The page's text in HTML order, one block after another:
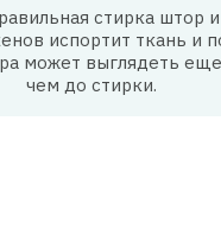
стирка штор и
испортит ткань и
может выглядеть
чем до стирки.